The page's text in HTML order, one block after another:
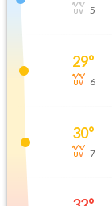
5
29°
6
30°
7